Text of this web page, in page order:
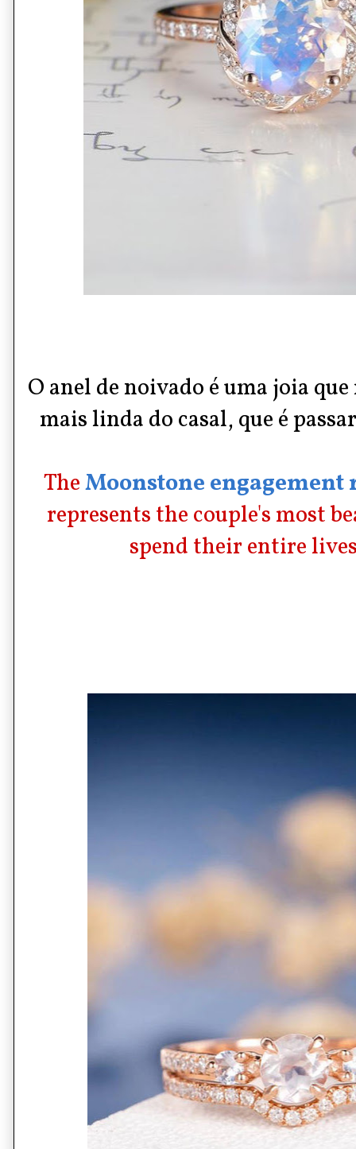
Oanel de noivadoé uma joia
mais linda do casal, que é
TheMoonstone engagement
represents the couple's most
spend their entire